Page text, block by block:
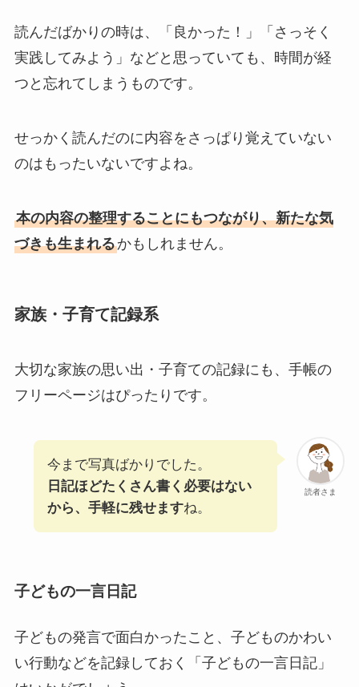
読んだばかりの時は、「良かった！」「さっそく
実践してみよう」などと思っていても、時間が経
つと忘れてしまうものです。
せっかく読んだのに内容をさっぱり覚えていない
のはもったいないですよね。
本の内容の整理することにもつながり、新たな気
づきも生まれるかもしれません。
家族・子育て記録系
大切な家族の思い出・子育ての記録にも、手帳の
フリーページはぴったりです。
読者さま
今まで写真ばかりでした。
日記ほどたくさん書く必要はない
から、手軽に残せますね。
子どもの一言日記
子どもの発言で面白かったこと、子どものかわい
い行動などを記録しておく「子どもの一言日記」